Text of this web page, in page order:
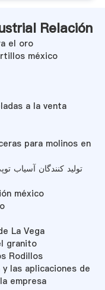
Relación
el oro
méxico
a la venta
para molinos en
تولید کنندگان آسیاب
méxico
La Vega
granito
Rodillos
las aplicaciones de
empresa